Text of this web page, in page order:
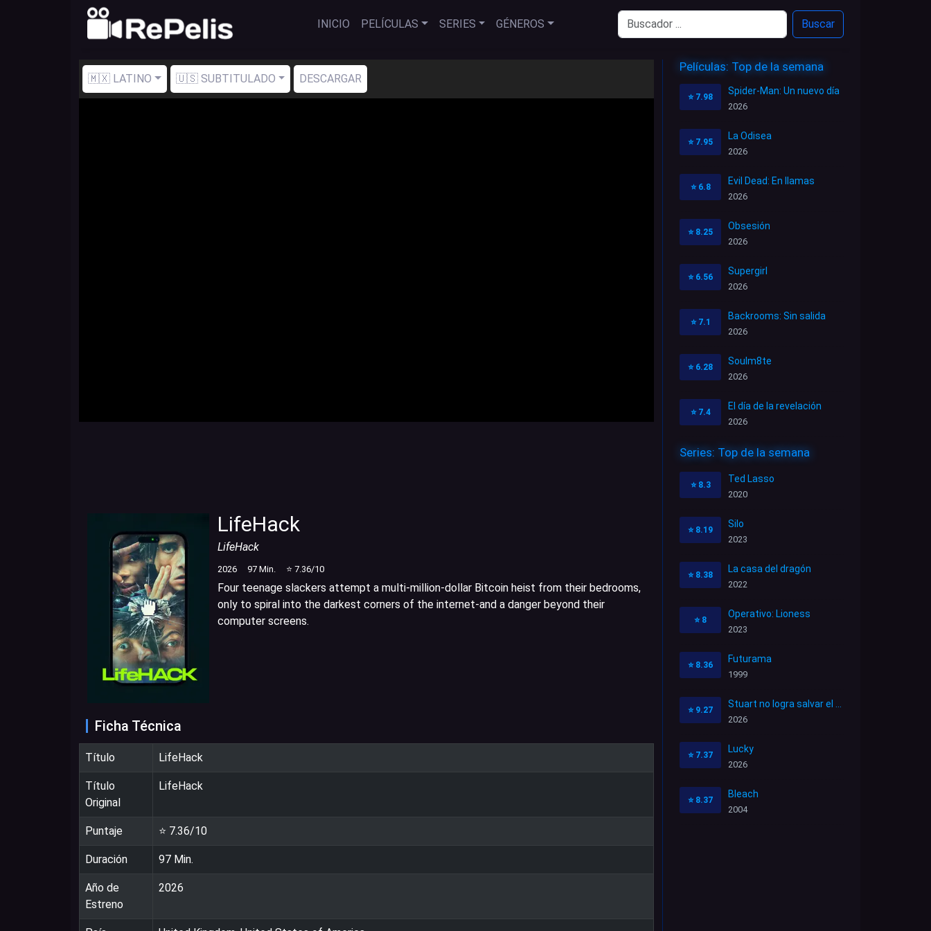
INICIO PELÍCULAS SERIES GÉNEROS Buscar
🇲🇽 LATINO 🇺🇸 SUBTITULADO DESCARGAR
LifeHack
LifeHack
2026 97 Min. ⭐ 7.36/10
Four teenage slackers attempt a multi-million-dollar Bitcoin heist from their bedrooms,
only to spiral into the darkest corners of the internet-and a danger beyond their
computer screens.
Ficha Técnica
Título LifeHack
Título
Original
LifeHack
Puntaje ⭐ 7.36/10
Duración 97 Min.
Año de
Estreno
2026
Películas: Top de la semana
⭐ 7.98
Spider-Man: Un nuevo día
2026
⭐ 7.95
La Odisea
2026
⭐ 6.8
Evil Dead: En llamas
2026
⭐ 8.25
Obsesión
2026
⭐ 6.56
Supergirl
2026
⭐ 7.1
Backrooms: Sin salida
2026
⭐ 6.28
Soulm8te
2026
⭐ 7.4
El día de la revelación
2026
Series: Top de la semana
⭐ 8.3
Ted Lasso
2020
⭐ 8.19
Silo
2023
⭐ 8.38
La casa del dragón
2022
⭐ 8
Operativo: Lioness
2023
⭐ 8.36
Futurama
1999
⭐ 9.27
2026
⭐ 7.37
Lucky
2026
⭐ 8.37
Bleach
2004